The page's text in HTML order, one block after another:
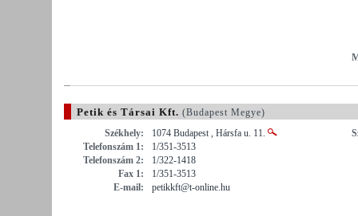
Petik és Társai Kft. (Budapest Megye)
Székhely:
1074 Budapest , Hársfa u. 11.
Telefonszám 1:
1/351-3513
Telefonszám 2:
1/322-1418
Fax 1:
1/351-3513
E-mail:
petikkft@t-online.hu